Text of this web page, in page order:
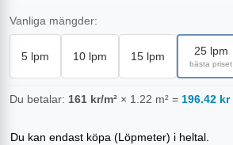
Vanliga mängder:
5 lpm 10 lpm 15 lpm 25lpm
bästa priset
Du betalar: 161 kr/m² × 1.22 m² = 196.42 kr
Du kan endast köpa (Löpmeter) i heltal.